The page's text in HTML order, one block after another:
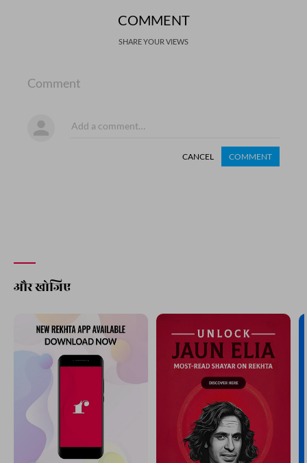
COMMENT
SHARE YOUR VIEWS
Comment
CANCEL COMMENT
और खोजिए